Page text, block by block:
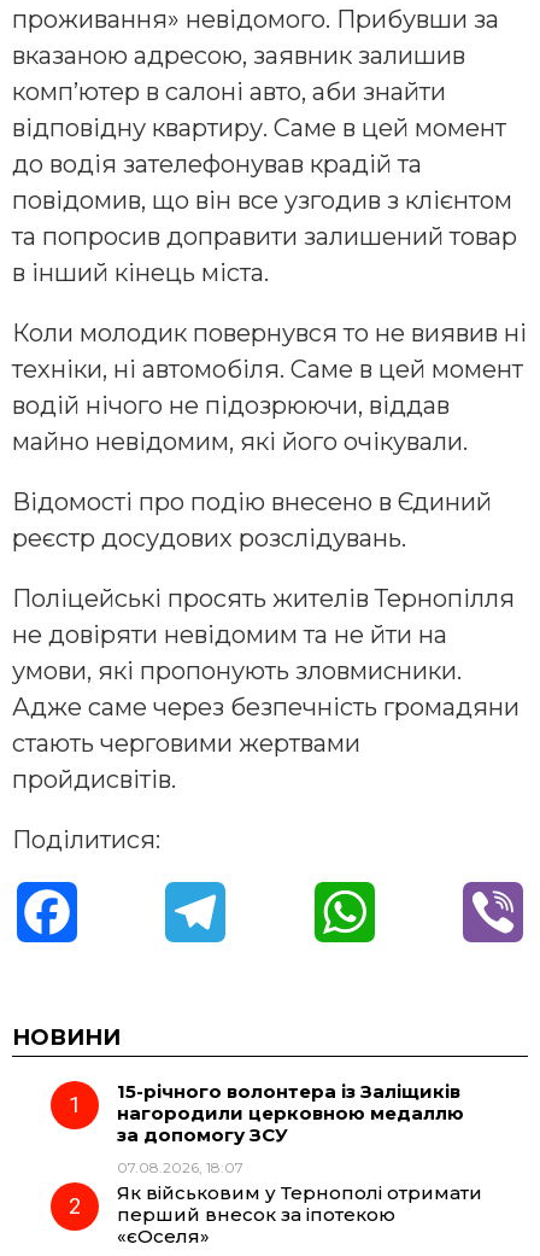
проживання» невідомого. Прибувши за
вказаною адресою, заявник залишив
комп’ютер в салоні авто, аби знайти
відповідну квартиру. Саме в цей момент
до водія зателефонував крадій та
повідомив, що він все узгодив з клієнтом
та попросив доправити залишений товар
в інший кінець міста.
Коли молодик повернувся то не виявив ні
техніки, ні автомобіля. Саме в цей момент
водій нічого не підозрюючи, віддав
майно невідомим, які його очікували.
Відомості про подію внесено в Єдиний
реєстр досудових розслідувань.
Поліцейські просять жителів Тернопілля
не довіряти невідомим та не йти на
умови, які пропонують зловмисники.
Адже саме через безпечність громадяни
стають черговими жертвами
пройдисвітів.
Поділитися:
c
e
o
e
g
r
t
A
НОВИНИ
15-річного волонтера із Заліщиків
нагородили церковною медаллю
за допомогу ЗСУ
07.08.2026, 18:07
Як військовим у Тернополі отримати
перший внесок за іпотекою
«єОселя»